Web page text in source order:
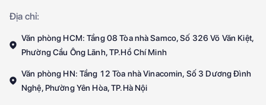
Địa chỉ:
Văn phòng HCM: Tầng 08 Tòa nhà Samco, Số 326 Võ Văn Kiệt,
Phường Cầu Ông Lãnh, TP.Hồ Chí Minh
Văn phòng HN: Tầng 12 Tòa nhà Vinacomin, Số 3 Dương Đình
Nghệ, Phường Yên Hòa, TP.Hà Nội